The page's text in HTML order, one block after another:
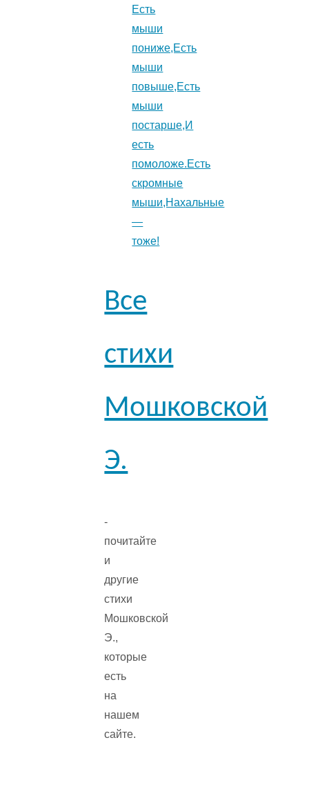
Есть
мыши
пониже,Есть
мыши
повыше,Есть
мыши
постарше,И
есть
помоложе.Есть
скромные
мыши,Нахальные
—
тоже!
Все
стихи
Мошковской
Э.
-
почитайте
и
другие
стихи
Мошковской
Э.,
которые
есть
на
нашем
сайте.